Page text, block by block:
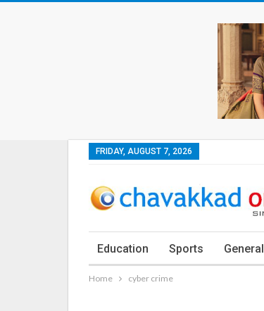
FRIDAY, AUGUST 7, 2026
Education Sports General
Home cyber crime